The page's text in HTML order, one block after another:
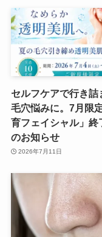
セルフケアで行き詰
毛穴悩みに。7月限
育フェイシャル」終
のお知らせ
2026年7月11日